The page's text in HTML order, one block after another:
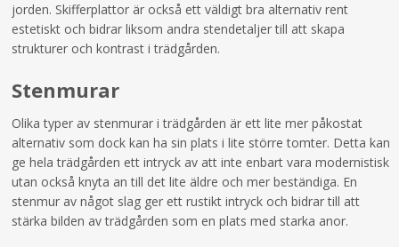
jorden. Skifferplattor är också ett väldigt bra alternativ rent
estetiskt och bidrar liksom andra stendetaljer till att skapa
strukturer och kontrast i trädgården.
Stenmurar
Olika typer av stenmurar i trädgården är ett lite mer påkostat
alternativ som dock kan ha sin plats i lite större tomter. Detta kan
ge hela trädgården ett intryck av att inte enbart vara modernistisk
utan också knyta an till det lite äldre och mer beständiga. En
stenmur av något slag ger ett rustikt intryck och bidrar till att
stärka bilden av trädgården som en plats med starka anor.